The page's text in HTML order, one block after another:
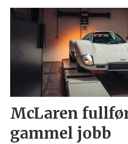
McLaren
gammel jobb